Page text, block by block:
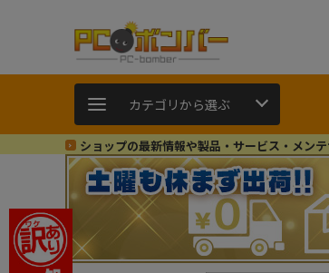
カテゴリから選ぶ
ショップの最新情報や製品・サービス・メン